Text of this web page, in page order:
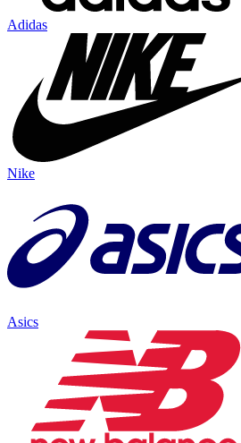
Adidas
Nike
Asics